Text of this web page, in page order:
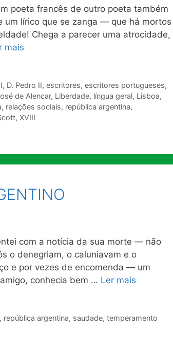
poeta francês de outro poeta também
lírico que se zanga — que há mortos
Chega a parecer uma atrocidade,
mais
, D. Pedro II, escritores, escritores portugueses,
de Alencar, Liberdade, língua geral, Lisboa,
, relações sociais, república argentina,
, XVIII
com a notícia da sua morte — não
o denegriam, o caluniavam e o
e por vezes de encomenda — um
conhecia bem … Ler mais
, república argentina, saudade, temperamento